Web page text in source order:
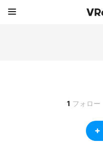
1 フォロー